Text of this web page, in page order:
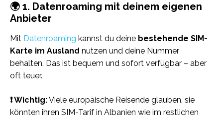
🌍 1. Datenroaming mit deinem eigenen
Anbieter
Mit Datenroaming kannst du deine bestehende SIM-
Karte im Ausland nutzen und deine Nummer
behalten. Das ist bequem und sofort verfügbar – aber
oft teuer.
❗️ Wichtig:Viele europäische Reisende glauben, sie
könnten ihren SIM-Tarif in Albanien wie im restlichen